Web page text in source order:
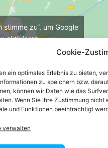
Cookie-
ein optimales Erlebnis zu bieten,
zu speichern bzw.
können wir Daten wie das
Wenn Sie Ihre Zustimmung
und Funktionen beeinträchtigt
verwalten
stimme zu“, um Google
aktivieren
zu